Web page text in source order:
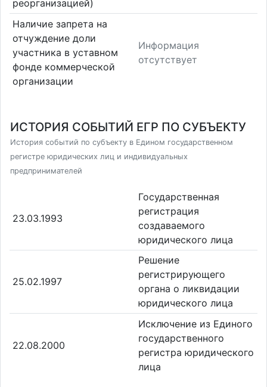
реорганизацией)
Наличие запрета на
отчуждение доли
участника в уставном
фонде коммерческой
организации
Информация
отсутствует
ИСТОРИЯ СОБЫТИЙ ЕГР ПО СУБЪЕКТУ
История событий по субъекту в Едином государственном
регистре юридических лиц и индивидуальных
предпринимателей
23.03.1993
Государственная
регистрация
создаваемого
юридического лица
25.02.1997
Решение
регистрирующего
органа о ликвидации
юридического лица
22.08.2000
Исключение из Единого
государственного
регистра юридического
лица